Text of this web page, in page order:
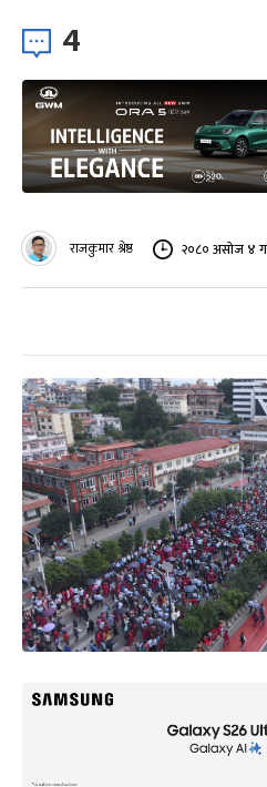
4
राजकुमार श्रेष्ठ २०८० असोज ४